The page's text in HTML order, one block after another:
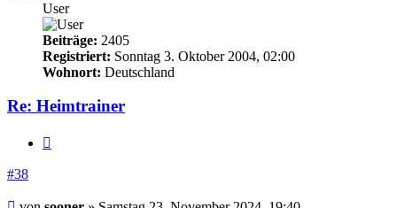
User
Beiträge: 2405
Registriert: Sonntag 3. Oktober 2004, 02:00
Wohnort: Deutschland
Re: Heimtrainer
#38
Beitrag